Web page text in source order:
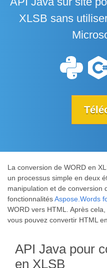
XLSB sans
La conversion de WORD en
un processus simple en deux
manipulation et de conversion
fonctionnalitésAspose.Words
WORD vers HTML. Après
vous pouvez convertir HTML
API Java pour
en XLSB